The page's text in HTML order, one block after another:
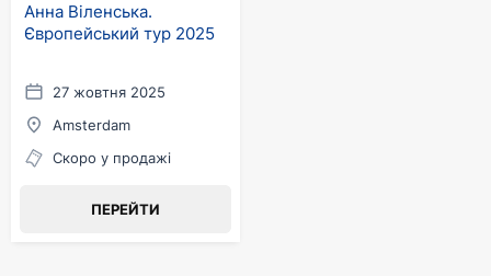
Анна Віленська.
Європейський тур 2025
27 жовтня 2025
Amsterdam
Скоро у продажі
ПЕРЕЙТИ